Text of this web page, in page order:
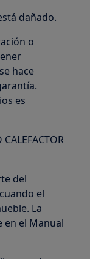
dañado.
o
hace
es
del
el
La
en el Manual